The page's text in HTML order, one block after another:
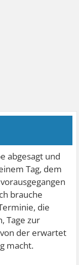
abgesagt und
Tag, dem
brauche
die
Tage zur
der erwartet
macht.